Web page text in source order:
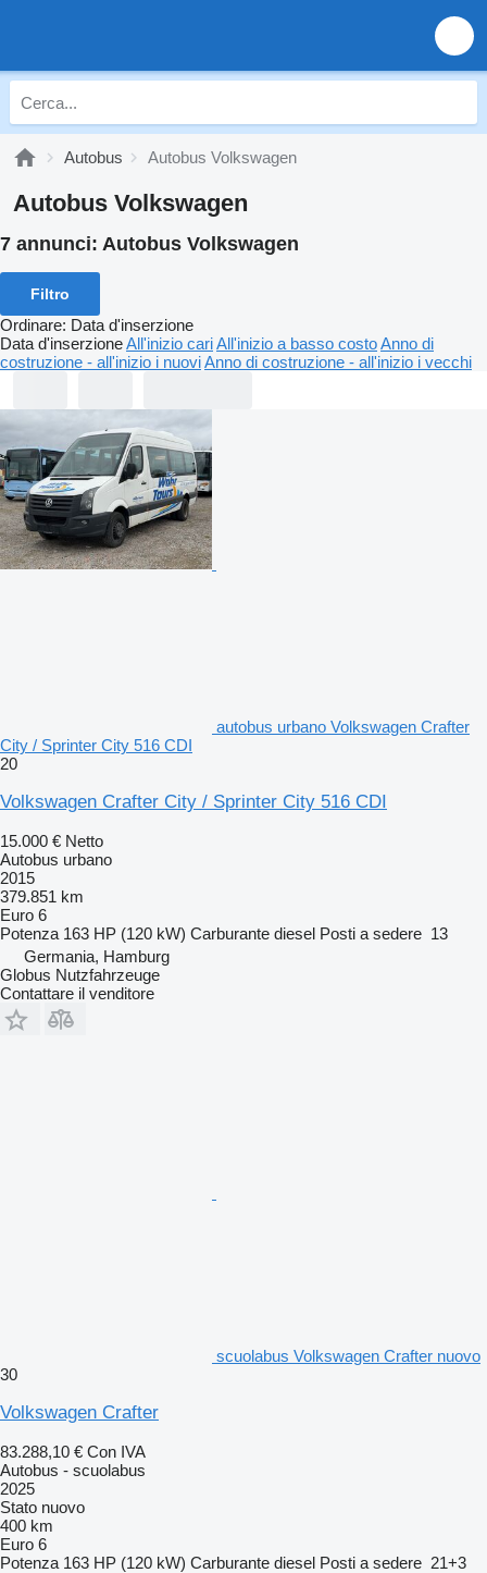
Autobus Autobus Volkswagen
Autobus Volkswagen
7 annunci: Autobus Volkswagen
Filtro
Ordinare: Data d'inserzione
Data d'inserzioneAll'inizio cariAll'inizio a basso costoAnno di
costruzione - all'inizio i nuoviAnno di costruzione - all'inizio i vecchi
autobus urbano Volkswagen Crafter
City / Sprinter City 516 CDI
20
Volkswagen Crafter City / Sprinter City 516 CDI
15.000 € Netto
Autobus urbano
2015
379.851 km
Euro 6
Potenza 163 HP (120 kW) Carburante diesel Posti a sedere 13
Germania, Hamburg
Globus Nutzfahrzeuge
Contattare il venditore
scuolabus Volkswagen Crafter nuovo
30
Volkswagen Crafter
83.288,10 € Con IVA
Autobus - scuolabus
2025
Stato nuovo
400 km
Euro 6
Potenza 163 HP (120 kW) Carburante diesel Posti a sedere 21+3